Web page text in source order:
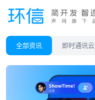
全部资讯 即时通讯云